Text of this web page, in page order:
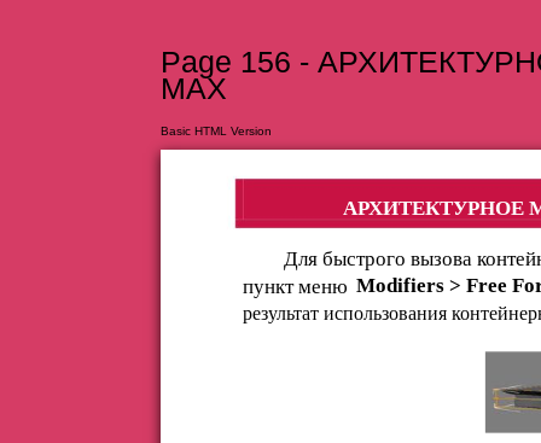
Page 156 -
MAX
Basic HTML Version
АРХИТЕКТУРНОЕ
Для быстрого вызова
пункт меню Modifiers > Free
результат использования